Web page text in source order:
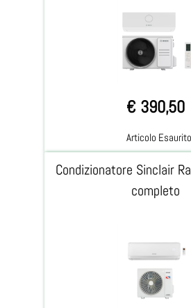
€ 390,50
Articolo Esaurito
Condizionatore Sinclair
completo